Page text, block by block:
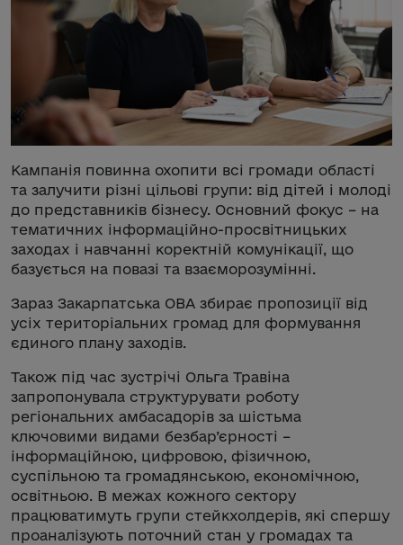
Кампанія повинна охопити всі громади області
та залучити різні цільові групи: від дітей і молоді
до представників бізнесу. Основний фокус – на
тематичних інформаційно-просвітницьких
заходах і навчанні коректній комунікації, що
базується на повазі та взаєморозумінні.
Зараз Закарпатська ОВА збирає пропозиції від
усіх територіальних громад для формування
єдиного плану заходів.
Також під час зустрічі Ольга Травіна
запропонувала структурувати роботу
регіональних амбасадорів за шістьма
ключовими видами безбар’єрності –
інформаційною, цифровою, фізичною,
суспільною та громадянською, економічною,
освітньою. В межах кожного сектору
працюватимуть групи стейкхолдерів, які спершу
проаналізують поточний стан у громадах та